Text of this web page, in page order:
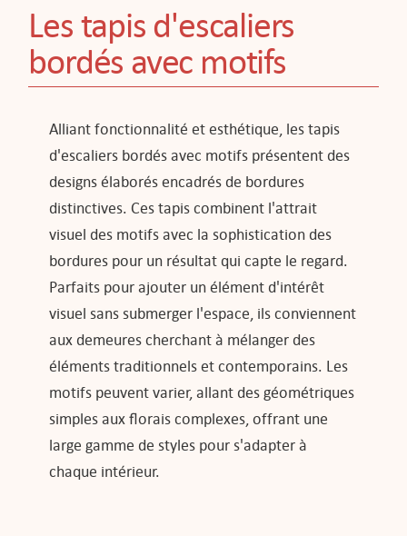
Les tapis d'escaliers
bordés avec motifs
Alliant fonctionnalité et esthétique, les tapis
d'escaliers bordés avec motifs présentent des
designs élaborés encadrés de bordures
distinctives. Ces tapis combinent l'attrait
visuel des motifs avec la sophistication des
bordures pour un résultat qui capte le regard.
Parfaits pour ajouter un élément d'intérêt
visuel sans submerger l'espace, ils conviennent
aux demeures cherchant à mélanger des
éléments traditionnels et contemporains. Les
motifs peuvent varier, allant des géométriques
simples aux florais complexes, offrant une
large gamme de styles pour s'adapter à
chaque intérieur.